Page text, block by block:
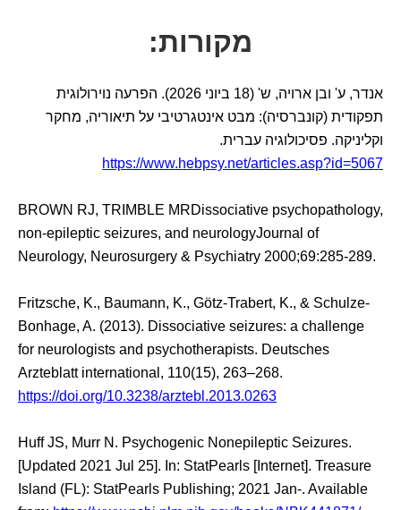
מקורות:
אנדר, ע' ובן ארויה, ש' (18 ביוני 2026). הפרעה נוירולוגית
תפקודית (קונברסיה): מבט אינטגרטיבי על תיאוריה, מחקר
וקליניקה. פסיכולוגיה עברית.
https://www.hebpsy.net/articles.asp?id=5067
BROWN RJ, TRIMBLE MRDissociative psychopathology,
non-epileptic seizures, and neurologyJournal of
Neurology, Neurosurgery & Psychiatry 2000;69:285-289.
Fritzsche, K., Baumann, K., Götz-Trabert, K., & Schulze-
Bonhage, A. (2013). Dissociative seizures: a challenge
for neurologists and psychotherapists. Deutsches
Arzteblatt international, 110(15), 263–268.
https://doi.org/10.3238/arztebl.2013.0263
Huff JS, Murr N. Psychogenic Nonepileptic Seizures.
[Updated 2021 Jul 25]. In: StatPearls [Internet]. Treasure
Island (FL): StatPearls Publishing; 2021 Jan-. Available